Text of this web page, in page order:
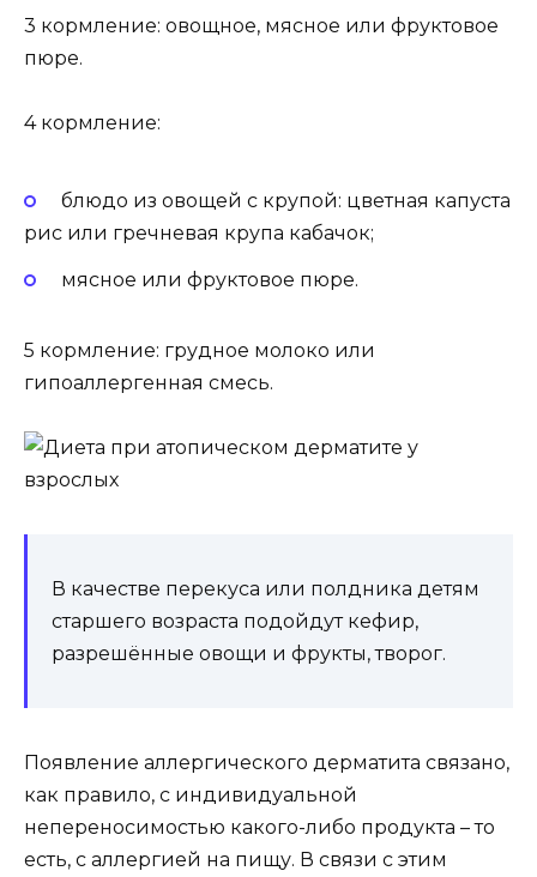
3 кормление: овощное, мясное или фруктовое
пюре.
4 кормление:
блюдо из овощей с крупой: цветная капуста
рис или гречневая крупа кабачок;
мясное или фруктовое пюре.
5 кормление: грудное молоко или
гипоаллергенная смесь.
В качестве перекуса или полдника детям
старшего возраста подойдут кефир,
разрешённые овощи и фрукты, творог.
Появление аллергического дерматита связано,
как правило, с индивидуальной
непереносимостью какого-либо продукта – то
есть, с аллергией на пищу. В связи с этим